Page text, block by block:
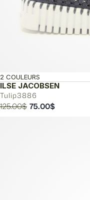
ILSE JACOBSEN
Tulip3886
2 COULEURS
125.00$ Le
75.00$Le